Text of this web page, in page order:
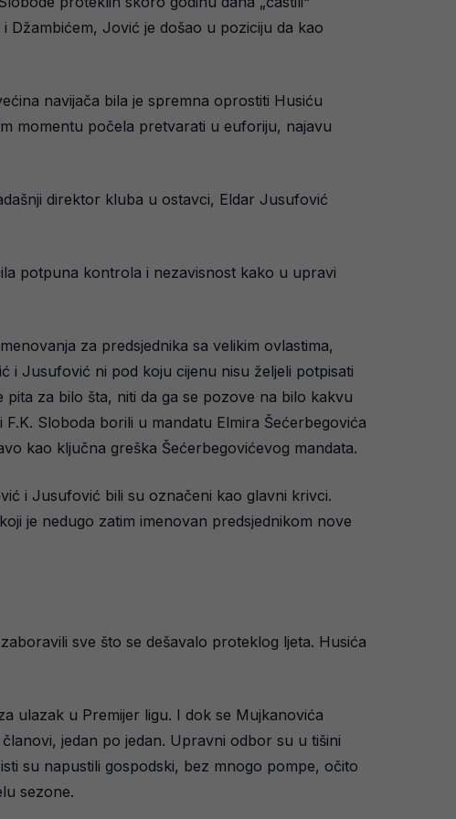
Džambićem, Jović je došao u poziciju da kao
navijača bila je spremna oprostiti Husiću
momentu počela pretvarati u euforiju, najavu
direktor kluba u ostavci, Eldar Jusufović
potpuna kontrola i nezavisnost kako u upravi
za predsjednika sa velikim ovlastima,
i Jusufović ni pod koju cijenu nisu željeli potpisati
za bilo šta, niti da ga se pozove na bilo kakvu
Sloboda borili u mandatu Elmira Šećerbegovića
kao ključna greška Šećerbegovićevog mandata.
i Jusufović bili su označeni kao glavni krivci.
je nedugo zatim imenovan predsjednikom nove
sve što se dešavalo proteklog ljeta. Husića
ulazak u Premijer ligu. I dok se Mujkanovića
jedan po jedan. Upravni odbor su u tišini
su napustili gospodski, bez mnogo pompe, očito
sezone.